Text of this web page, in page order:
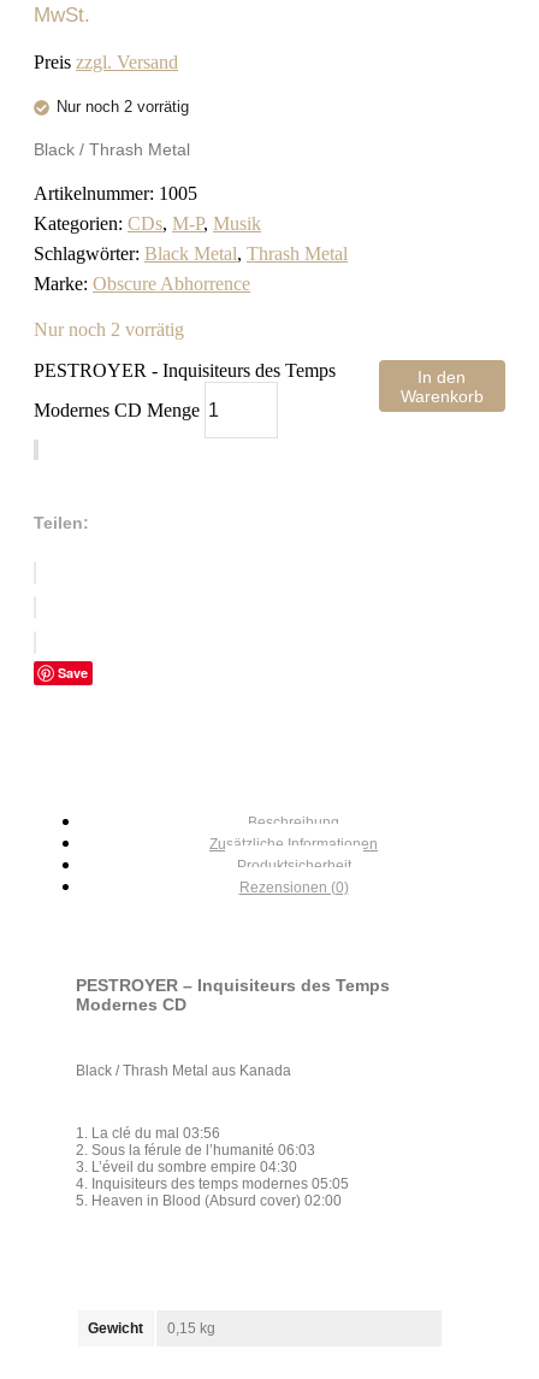
MwSt.
Preis zzgl. Versand
Nur noch 2 vorrätig
Black / Thrash Metal
Artikelnummer: 1005
Kategorien: CDs, M-P, Musik
Schlagwörter: Black Metal, Thrash Metal
Marke: Obscure Abhorrence
Nur noch 2 vorrätig
PESTROYER - Inquisiteurs des Temps
Modernes CD Menge
In den
Warenkorb
Teilen:
Save
Beschreibung
Zusätzliche Informationen
Produktsicherheit
Rezensionen (0)
PESTROYER – Inquisiteurs des Temps
Modernes CD
Black / Thrash Metal aus Kanada
1. La clé du mal 03:56
2. Sous la férule de l’humanité 06:03
3. L’éveil du sombre empire 04:30
4. Inquisiteurs des temps modernes 05:05
5. Heaven in Blood (Absurd cover) 02:00
Gewicht 0,15 kg